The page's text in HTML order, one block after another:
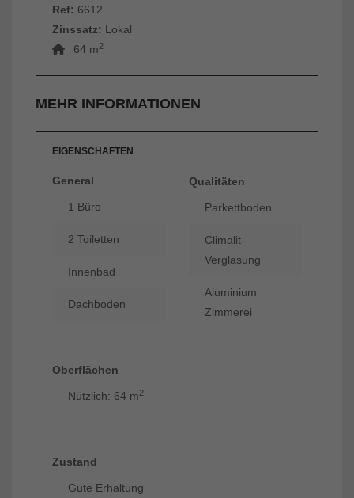
Ref: 6612
Zinssatz: Lokal
64 m2
MEHR INFORMATIONEN
EIGENSCHAFTEN
General
1 Büro
2 Toiletten
Innenbad
Dachboden
Oberflächen
Nützlich: 64 m2
Zustand
Gute Erhaltung
Qualitäten
Parkettboden
Climalit-
Verglasung
Aluminium
Zimmerei